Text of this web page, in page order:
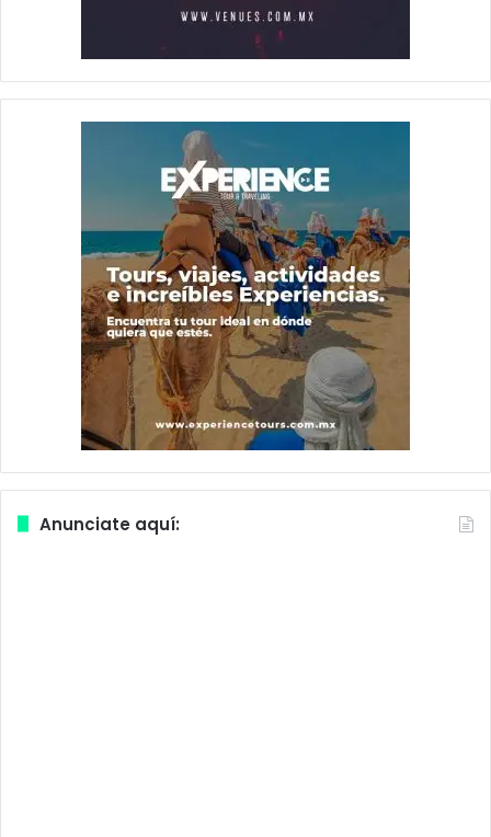
Anunciate aquí: